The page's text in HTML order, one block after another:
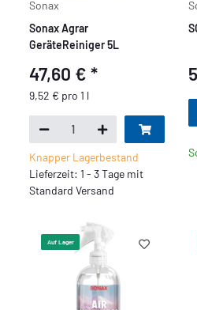
Sonax
Sonax Agrar
GeräteReiniger 5L
47,60 €*
9,52 € pro 1 l
Knapper Lagerbestand
Lieferzeit: 1 - 3 Tage mit
Standard Versand
Auf Lager